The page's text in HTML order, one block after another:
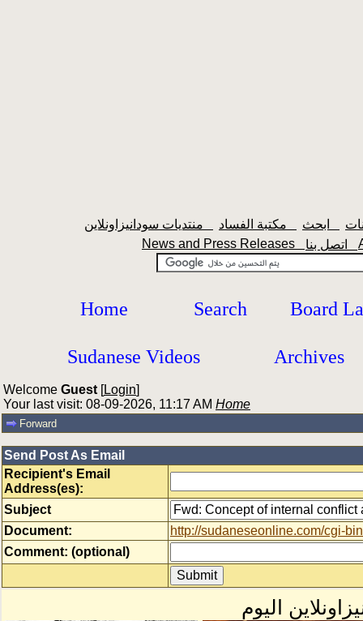
News and Press Releases
Home Search Board
Sudanese Videos Archives
Welcome Guest [Login]
Your last visit: 08-09-2026, 11:17 AM Home
Forward
Send Post As Email
Recipient's Email
Address(es):
Subject
Document:
http://sudaneseonline.com/cgi-
Comment: (optional)